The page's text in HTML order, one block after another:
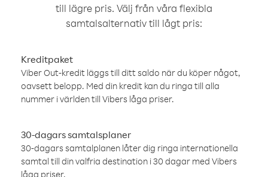
till lägre pris. Välj från våra flexibla
samtalsalternativ till lågt pris:
Kreditpaket
Viber Out-kredit läggs till ditt saldo när du köper något,
oavsett belopp. Med din kredit kan du ringa till alla
nummer i världen till Vibers låga priser.
30-dagars samtalsplaner
30-dagars samtalplanen låter dig ringa internationella
samtal till din valfria destination i 30 dagar med Vibers
låga priser.